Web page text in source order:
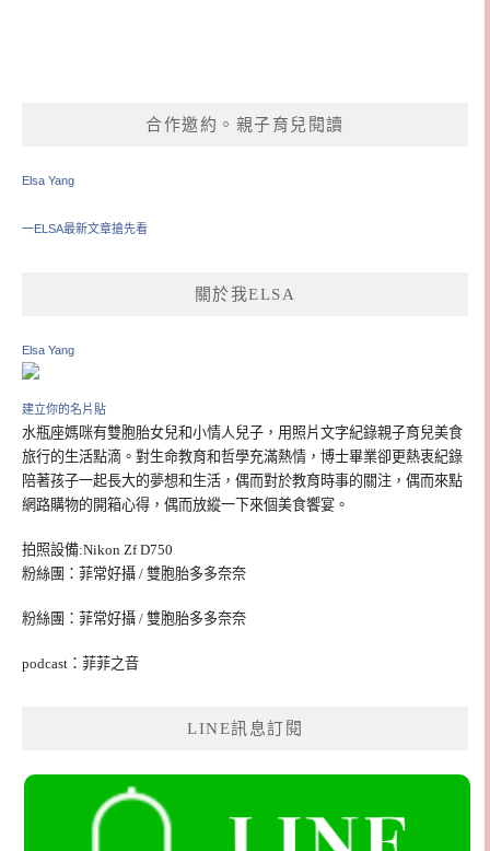
合作邀約。親子育兒閱讀
Elsa Yang
一ELSA最新文章搶先看
關於我ELSA
Elsa Yang
建立你的名片貼
水瓶座媽咪有雙胞胎女兒和小情人兒子，用照片文字紀錄親子育兒美食
旅行的生活點滴。對生命教育和哲學充滿熱情，博士畢業卻更熱衷紀錄
陪著孩子一起長大的夢想和生活，偶而對於教育時事的關注，偶而來點
網路購物的開箱心得，偶而放縱一下來個美食饗宴。
拍照設備:Nikon Zf D750
粉絲團：菲常好攝 / 雙胞胎多多奈奈
粉絲團：菲常好攝 / 雙胞胎多多奈奈
podcast：菲菲之音
LINE訊息訂閱